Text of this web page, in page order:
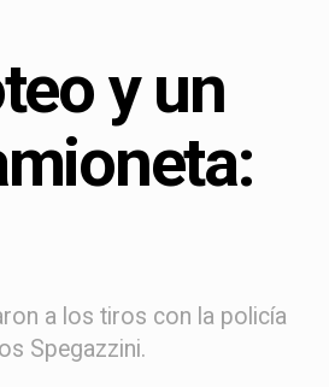
y un
a los tiros con la policía
Spegazzini.